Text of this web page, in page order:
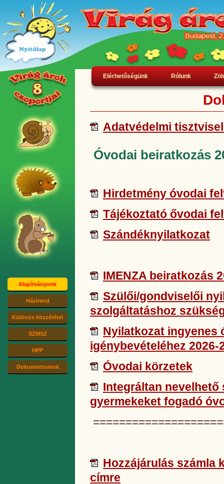
Elérhetőségünk Rólunk
Adatvédelmi
Óvodai beiratkozás
Hirdetmény óvodai
Tájékoztató ővodai
Szándéknyilatkozat
IMENZA beiratkozás
Szülői/gondviselői
szolgáltatáshoz
Nyilatkozat ingyenes
igénybevételéhez 2026-
Óvodai körzetek
Integráltan
gyermekeket fogadó
Hozzájárulás számla
címre
Alapítványunk
Házirend
Különös közzététel
SZMSZ
HPP
Dokumentumok